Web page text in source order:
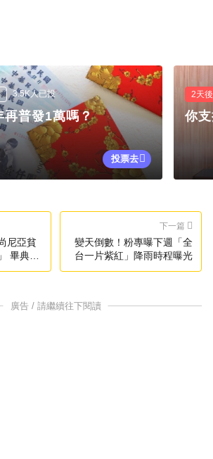
3.5K人已投
再普發1萬嗎？
投票去
2天
你
尼亞貧
畢典致
下一篇
變天倒數！粉專曝下週「全
台一片紫紅」降雨時程曝光
廣告 / 請繼續往下閱讀